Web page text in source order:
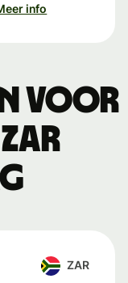
info
voor
ZAR